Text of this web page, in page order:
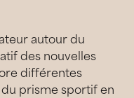
autour du
des nouvelles
différentes
prisme sportif en